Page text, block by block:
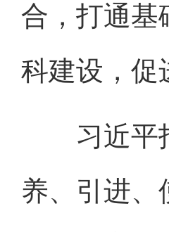
合，打通基
科建设，促
习近平指
养、引进、